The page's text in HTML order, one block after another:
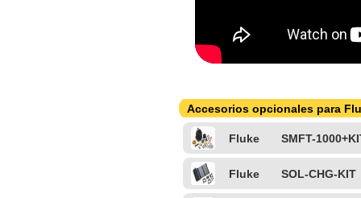
Accesorios opcionales para
Fluke SMFT-
Fluke SOL-CHG-KIT